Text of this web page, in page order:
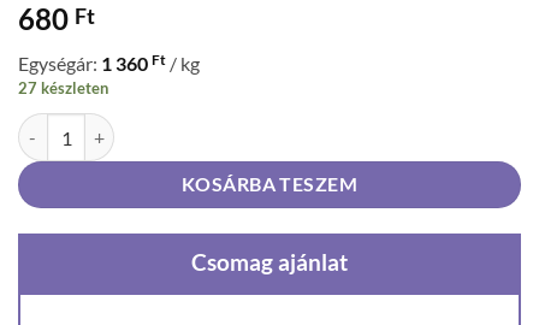
680 Ft
Egységár: 1 360 Ft / kg
27 készleten
Gyermelyi csavartmetélt 4 tojásos száraztészta 500 g mennyiség
KOSÁRBA TESZEM
Csomag ajánlat